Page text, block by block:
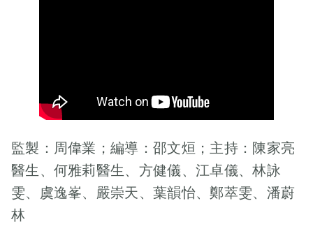
監製：周偉業；編導：邵文烜；主持：陳家亮
醫生、何雅莉醫生、方健儀、江卓儀、林詠
雯、虞逸峯、嚴崇天、葉韻怡、鄭萃雯、潘蔚
林